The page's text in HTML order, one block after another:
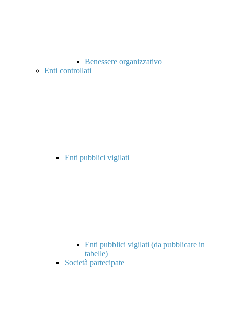
Benessere organizzativo
Enti controllati
Enti pubblici vigilati
Enti pubblici vigilati (da pubblicare in
tabelle)
Società partecipate